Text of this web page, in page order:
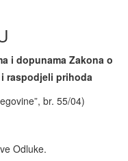
i dopunama Zakona o
raspodjeli prihoda
br. 55/04)
Odluke.